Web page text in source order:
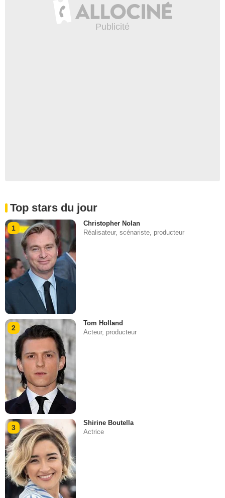
Top stars du jour
1
Christopher Nolan
Réalisateur, scénariste, producteur
2
Tom Holland
Acteur, producteur
3
Shirine Boutella
Actrice